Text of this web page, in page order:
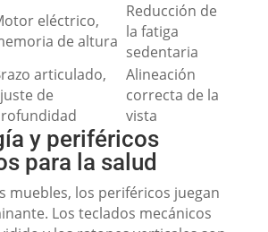
eléctrico,
de altura
Reducción de
la fatiga
sedentaria
articulado,
de
Alineación
correcta de la
vista
y periféricos
para la salud
muebles, los periféricos juegan
Los teclados mecánicos